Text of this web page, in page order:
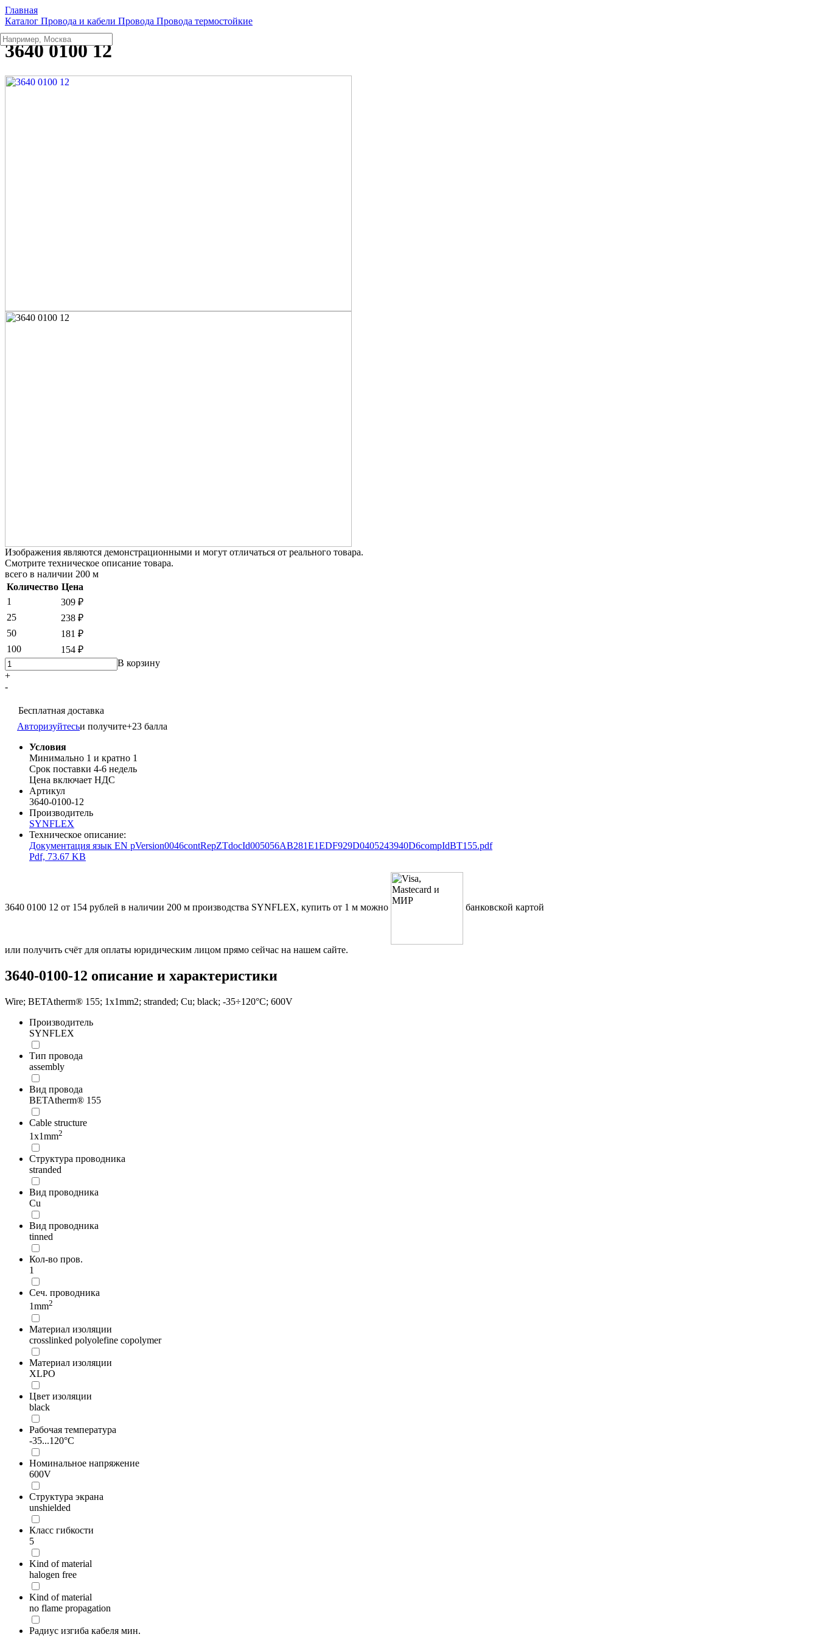
Главная
Каталог Провода и кабели Провода Провода термостойкие
3640 0100 12
Изображения являются демонстрационными и могут отличаться от реального товара.
Смотрите техническое описание товара.
всего в наличии 200 м
Количество Цена
1
309 ₽
25
238 ₽
50
181 ₽
100
154 ₽
+
-
В корзину
Бесплатная доставка
Авторизуйтесьи получите+23 балла
Условия
Минимально 1 и кратно 1
Срок поставки 4-6 недель
Цена включает НДС
Артикул
3640-0100-12
Производитель
SYNFLEX
Техническое описание:
Документация язык EN pVersion0046contRepZTdocId005056AB281E1EDF929D0405243940D6compIdBT155.pdf
Pdf, 73.67 KB
3640 0100 12 от 154 рублей в наличии 200 м производства SYNFLEX, купить от 1 м можно банковской картой
или получить счёт для оплаты юридическим лицом прямо сейчас на нашем сайте.
3640-0100-12 описание и характеристики
Wire; BETAtherm® 155; 1x1mm2; stranded; Cu; black; -35÷120°C; 600V
Производитель
SYNFLEX
Тип провода
assembly
Вид провода
BETAtherm® 155
Cable structure
1x1mm2
Структура проводника
stranded
Вид проводника
Cu
Вид проводника
tinned
Кол-во пров.
1
Сеч. проводника
1mm2
Материал изоляции
crosslinked polyolefine copolymer
Материал изоляции
XLPO
Цвет изоляции
black
Рабочая температура
-35...120°C
Номинальное напряжение
600V
Структура экрана
unshielded
Класс гибкости
5
Kind of material
halogen free
Kind of material
no flame propagation
Радиус изгиба кабеля мин.